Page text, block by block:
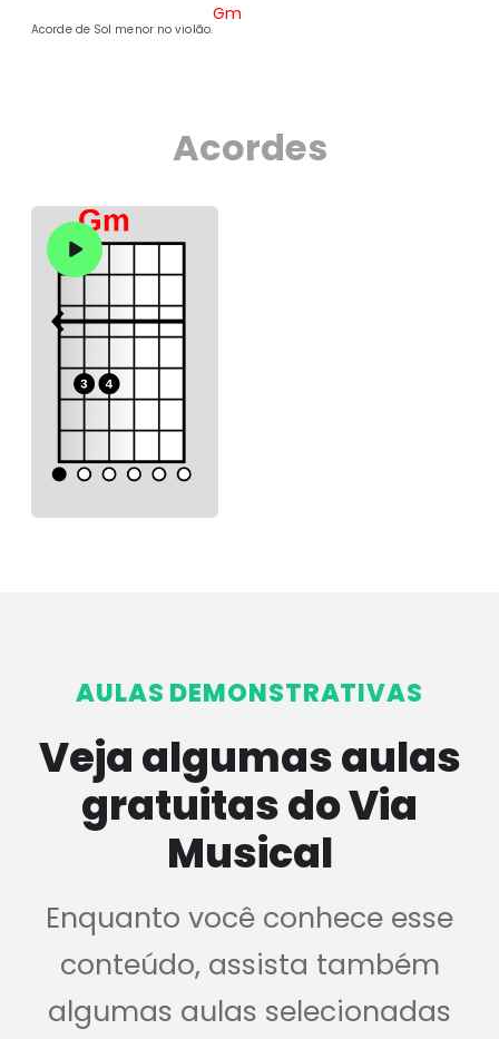
Gm
Acorde de Sol menor no violão.
Acordes
AULAS DEMONSTRATIVAS
Veja algumas aulas
gratuitas do Via
Musical
Enquanto você conhece esse
conteúdo, assista também
algumas aulas selecionadas